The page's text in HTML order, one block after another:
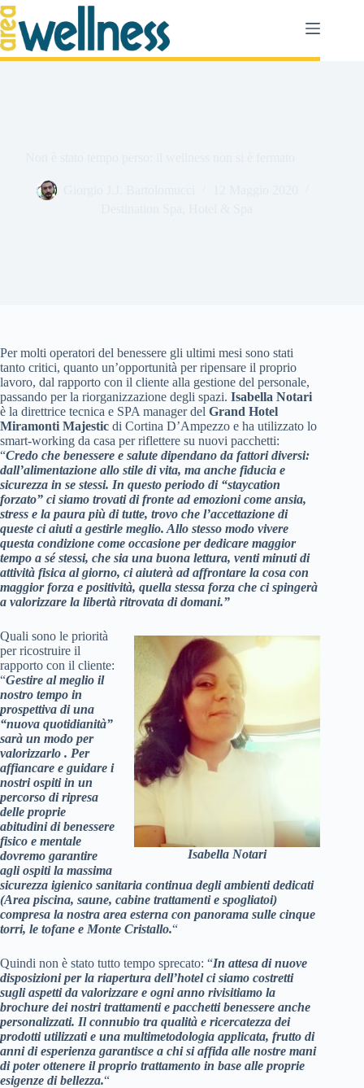
Salta
al
contenuto
Per molti operatori del benessere gli ultimi mesi sono stati
tanto critici, quanto un’opportunità per ripensare il proprio
lavoro, dal rapporto con il cliente alla gestione del personale,
passando per la riorganizzazione degli spazi. Isabella Notari
è la direttrice tecnica e SPA manager del Grand Hotel
Miramonti Majestic di Cortina D’Ampezzo e ha utilizzato lo
smart-working da casa per riflettere su nuovi pacchetti:
“Credo che benessere e salute dipendano da fattori diversi:
dall’alimentazione allo stile di vita, ma anche fiducia e
sicurezza in se stessi. In questo periodo di “staycation
forzato” ci siamo trovati di fronte ad emozioni come ansia,
stress e la paura più di tutte, trovo che l’accettazione di
queste ci aiuti a gestirle meglio. Allo stesso modo vivere
questa condizione come occasione per dedicare maggior
tempo a sé stessi, che sia una buona lettura, venti minuti di
attività fisica al giorno, ci aiuterà ad affrontare la cosa con
maggior forza e positività, quella stessa forza che ci spingerà
a valorizzare la libertà ritrovata di domani.”
Isabella Notari
Quali sono le priorità
per ricostruire il
rapporto con il cliente:
“Gestire al meglio il
nostro tempo in
prospettiva di una
“nuova quotidianità”
sarà un modo per
valorizzarlo . Per
affiancare e guidare i
nostri ospiti in un
percorso di ripresa
delle proprie
abitudini di benessere
fisico e mentale
dovremo garantire
agli ospiti la massima
sicurezza igienico sanitaria continua degli ambienti dedicati
(Area piscina, saune, cabine trattamenti e spogliatoi)
compresa la nostra area esterna con panorama sulle cinque
torri, le tofane e Monte Cristallo.“
Quindi non è stato tutto tempo sprecato: “In attesa di nuove
disposizioni per la riapertura dell’hotel ci siamo costretti
sugli aspetti da valorizzare e ogni anno rivisitiamo la
brochure dei nostri trattamenti e pacchetti benessere anche
personalizzati. Il connubio tra qualità e ricercatezza dei
prodotti utilizzati e una multimetodologia applicata, frutto di
anni di esperienza garantisce a chi si affida alle nostre mani
di poter ottenere il proprio trattamento in base alle proprie
esigenze di bellezza.“